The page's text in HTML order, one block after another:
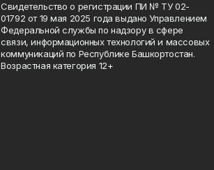
Свидетельство о регистрации ПИ № ТУ 02-
01792 от 19 мая 2025 года выдано Управлением
Федеральной службы по надзору в сфере
связи, информационных технологий и массовых
коммуникаций по Республике Башкортостан.
Возрастная категория 12+